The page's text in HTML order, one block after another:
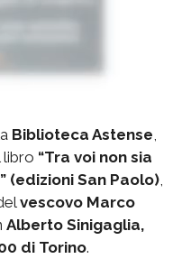
Biblioteca Astense
libro “Tra voi non sia
(edizioni San Paolo)
vescovo Marco
Alberto Sinigaglia,
di Torino.